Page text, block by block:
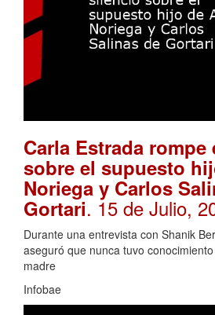
Carla Estrada
sobre el supuesto
Noriega y Carlos
Gortari. 15 de Julio,
Durante una entrevista con Shanik
aseguró que nunca tuvo
madre
Infobae